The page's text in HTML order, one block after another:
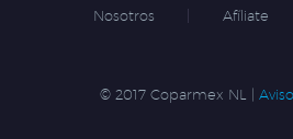
Nosotros Afíliate
© 2017 Coparmex NL |